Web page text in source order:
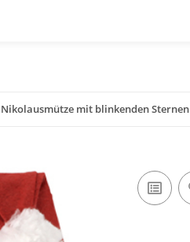
Nikolausmütze mit blinkenden Sternen